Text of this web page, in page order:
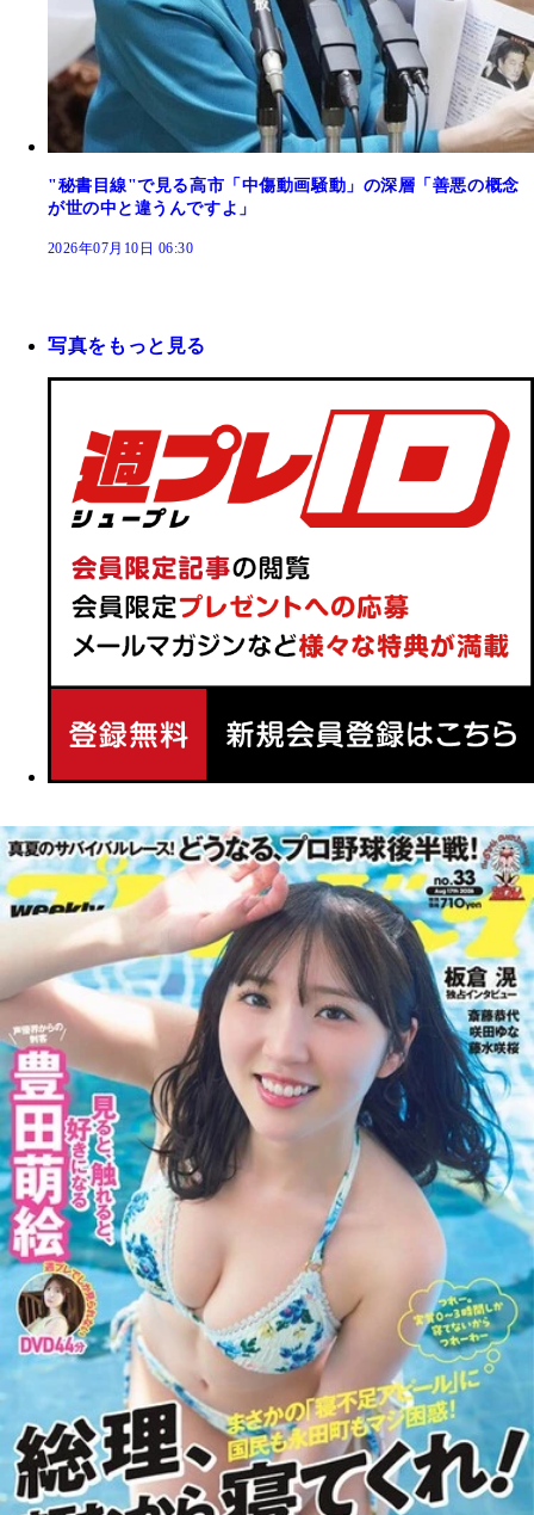
"秘書目線"で見る高市「中傷動画騒動」の深層「善悪の概念
が世の中と違うんですよ」
2026年07月10日 06:30
写真をもっと見る